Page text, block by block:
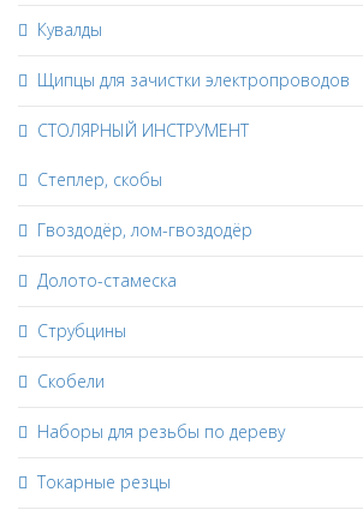
Кувалды
Щипцы для зачистки электропроводов
СТОЛЯРНЫЙ ИНСТРУМЕНТ
Степлер, скобы
Гвоздодёр, лом-гвоздодёр
Долото-стамеска
Струбцины
Скобели
Наборы для резьбы по дереву
Токарные резцы